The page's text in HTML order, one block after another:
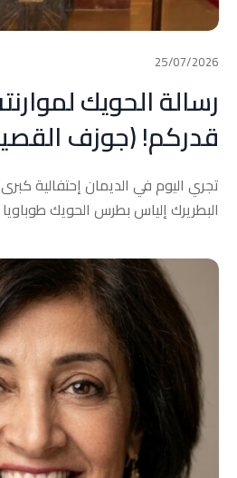
25/07/2026
رسالة الحويك
قدركم! (جوزف
تجري اليوم في الديمان إحتفالية
البطريرك إلياس بطرس الحويك